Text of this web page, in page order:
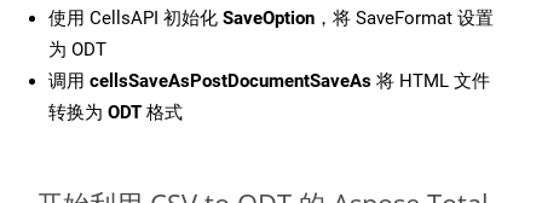
使用 CellsAPI 初始化 SaveOption ，将 SaveFormat 设置
为 ODT
调用 cellsSaveAsPostDocumentSaveAs 将 HTML 文件
转换为 ODT 格式